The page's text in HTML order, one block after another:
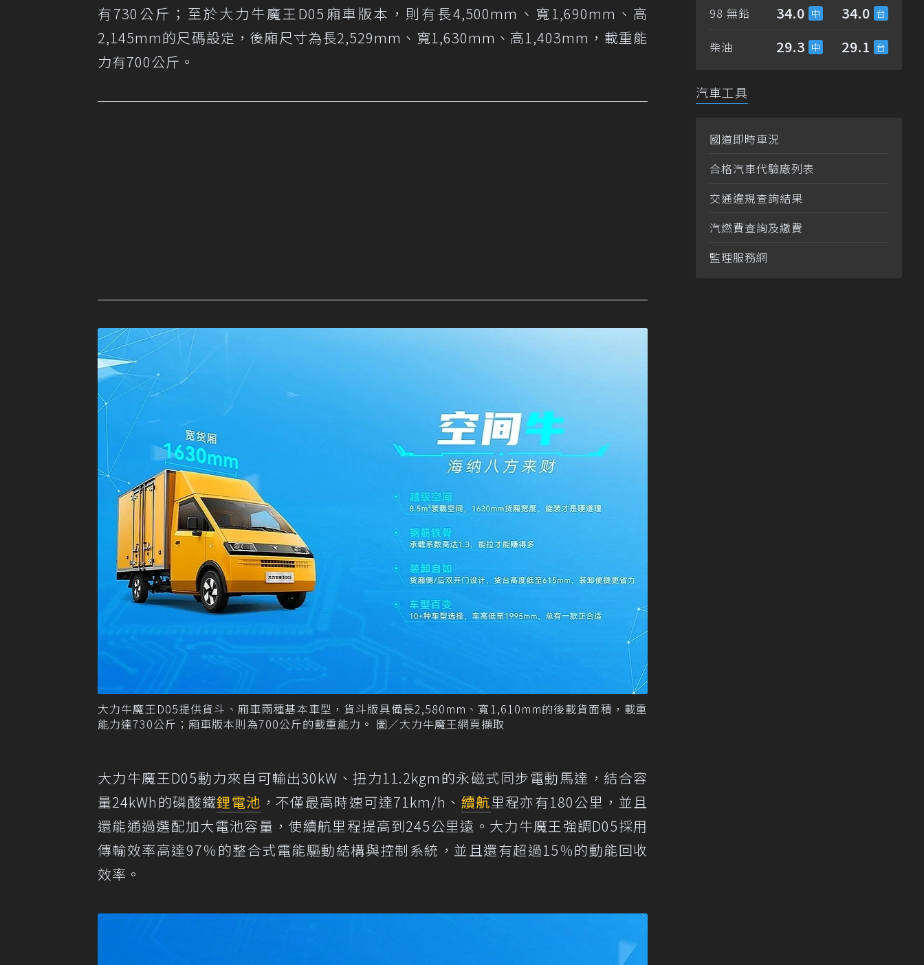
有730公斤；至於大力牛魔王D05廂車版本，則有長4,500mm、寬1,690mm、高
2,145mm的尺碼設定，後廂尺寸為長2,529mm、寬1,630mm、高1,403mm，載重能
力有700公斤。
大力牛魔王D05提供貨斗、廂車兩種基本車型，貨斗版具備長2,580mm、寬1,610mm的後載貨面積，載重
能力達730公斤；廂車版本則為700公斤的載重能力。 圖／大力牛魔王網頁擷取
大力牛魔王D05動力來自可輸出30kW、扭力11.2kgm的永磁式同步電動馬達，結合容
量24kWh的磷酸鐵鋰電池 ，不僅最高時速可達71km/h、 續航里程亦有180公里，並且
還能通過選配加大電池容量，使續航里程提高到245公里遠。大力牛魔王強調D05採用
傳輸效率高達97％的整合式電能驅動結構與控制系統，並且還有超過15％的動能回收
效率。
98 無鉛 34.0 34.0
柴油 29.3 29.1
汽車工具
國道即時車況
合格汽車代驗廠列表
交通違規查詢結果
汽燃費查詢及繳費
監理服務網